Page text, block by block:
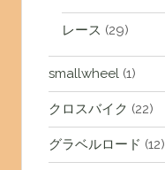
レース (29)
smallwheel(1)
クロスバイク (22)
グラベルロード (12)